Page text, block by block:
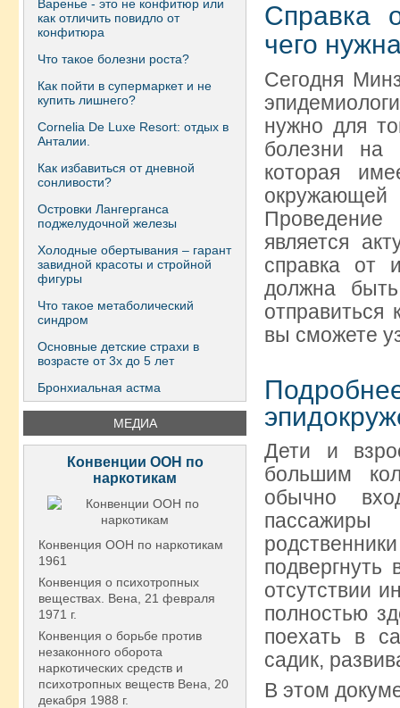
Варенье - это не конфитюр или
как отличить повидло от
конфитюра
Что такое болезни роста?
Как пойти в супермаркет и не
купить лишнего?
Сornelia De Luxe Resort: отдых в
Анталии.
Как избавиться от дневной
сонливости?
Островки Лангерганса
поджелудочной железы
Холодные обертывания – гарант
завидной красоты и стройной
фигуры
Что такое метаболический
синдром
Основные детские страхи в
возрасте от 3х до 5 лет
Бронхиальная астма
МЕДИА
Конвенции ООН по
наркотикам
Конвенция ООН по наркотикам
1961
Конвенция о психотропных
веществах. Вена, 21 февраля
1971 г.
Конвенция о борьбе против
незаконного оборота
наркотических средств и
психотропных веществ Вена, 20
декабря 1988 г.
Справка
чего
Сегодня
нужно для
болезни на
которая
окружающей
Проведение
является
справка от
должна
вы сможете
Дети и
большим
обычно
пассажиры
отсутствии
полностью
поехать в
садик,
В этом